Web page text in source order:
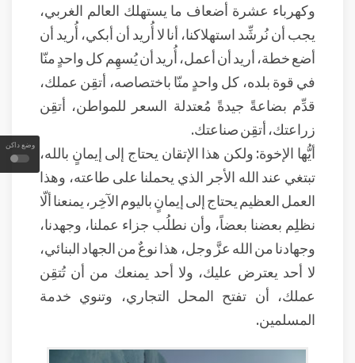
وضع داكن
وكهرباء عشرة أضعاف ما يستهلك العالم الغربي،
يجب أن نُرشِّد استهلاكنا، أنا لا أُريد أن أبكي، أُريد أن
أضع خطة، أريد أن أعمل، أُريد أن يُسهِم كل واحدٍ منّا
في قوة بلده، كل واحدٍ منّا باختصاصه، أتقِن عملك،
قدِّم بضاعةً جيدةً مُعتدلة السعر للمواطن، أتقِن
زراعتك، أتقِن صناعتك.
أيُّها الإخوة: ولكن هذا الإتقان يحتاج إلى إيمانٍ بالله،
تبتغي عند الله الأجر الذي يحملنا على طاعته، وهذا
العمل العظيم يحتاج إلى إيمانٍ باليوم الآخِر، يمنعنا ألّا
نظلِم بعضنا بعضاً، وأن نطلُب جزاء عملنا، وجهدنا،
وجهادنا من الله عزَّ وجل، هذا نوعٌ من الجهاد البنائي،
لا أحد يعترض عليك، ولا أحد يمنعك من أن تُتقِن
عملك، أن تفتح المحل التجاري، وتنوي خدمة
المسلمين.